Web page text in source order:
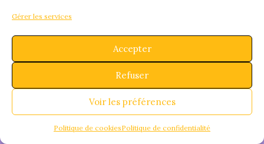
Gérer les services
Accepter
Refuser
Voir les préférences
Politique de cookiesPolitique de confidentialité